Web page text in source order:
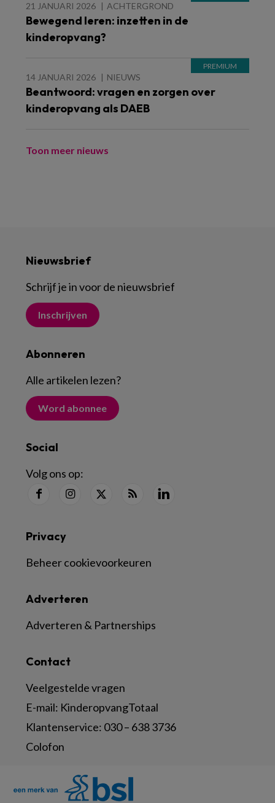
21 JANUARI 2026 ACHTERGROND
Bewegend leren: inzetten in de
kinderopvang?
14 JANUARI 2026 NIEUWS
Beantwoord: vragen en zorgen over
kinderopvang als DAEB
Toon meer nieuws
Nieuwsbrief
Schrijf je in voor de nieuwsbrief
Inschrijven
Abonneren
Alle artikelen lezen?
Word abonnee
Social
Volg ons op:
Contact
Veelgestelde vragen
E-mail: KinderopvangTotaal
Klantenservice: 030 – 638 3736
Colofon
Adverteren
Adverteren & Partnerships
Privacy
Beheer cookievoorkeuren